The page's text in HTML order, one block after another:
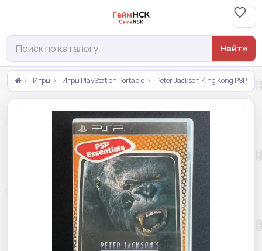
Найти
Игры Игры PlayStation Portable Peter Jackson King Kong PSP